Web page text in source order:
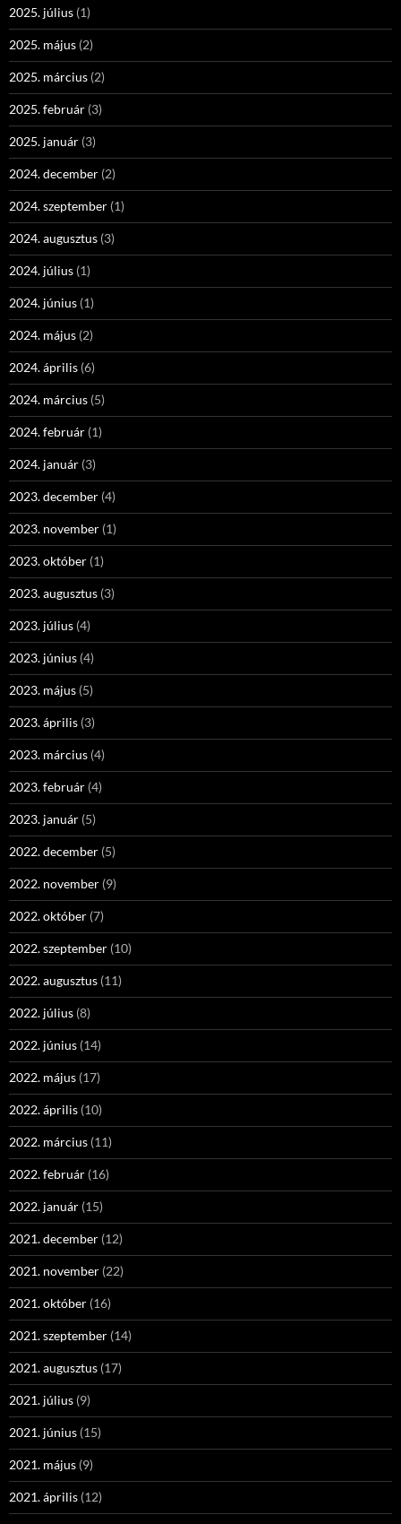
2025. július (1)
2025. május (2)
2025. március (2)
2025. február (3)
2025. január (3)
2024. december (2)
2024. szeptember (1)
2024. augusztus (3)
2024. július (1)
2024. június (1)
2024. május (2)
2024. április (6)
2024. március (5)
2024. február (1)
2024. január (3)
2023. december (4)
2023. november (1)
2023. október (1)
2023. augusztus (3)
2023. július (4)
2023. június (4)
2023. május (5)
2023. április (3)
2023. március (4)
2023. február (4)
2023. január (5)
2022. december (5)
2022. november (9)
2022. október (7)
2022. szeptember (10)
2022. augusztus (11)
2022. július (8)
2022. június (14)
2022. május (17)
2022. április (10)
2022. március (11)
2022. február (16)
2022. január (15)
2021. december (12)
2021. november (22)
2021. október (16)
2021. szeptember (14)
2021. augusztus (17)
2021. július (9)
2021. június (15)
2021. május (9)
2021. április (12)